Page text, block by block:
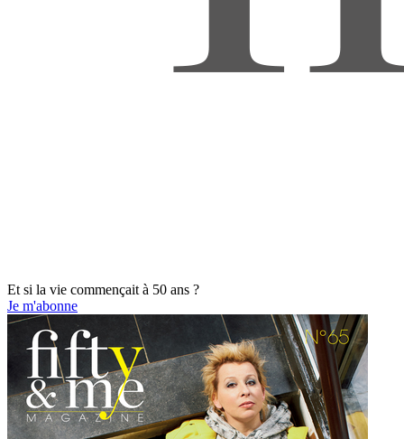
Et si la vie commençait à 50 ans ?
Je m'abonne